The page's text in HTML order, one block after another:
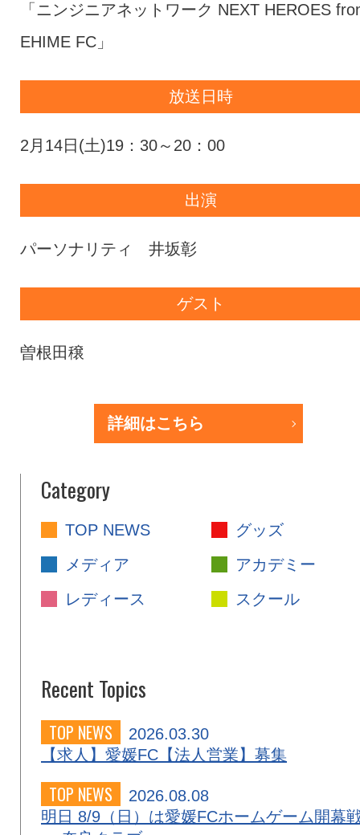
「ニンジニアネットワーク NEXT HEROES
EHIME FC」
放送日時
2月14日(土)19：30～20：00
出演
パーソナリティ 井坂彰
ゲスト
曽根田穣
詳細はこちら
Category
TOP NEWS
グッズ
メディア
アカデミー
レディース
スクール
Recent Topics
TOP NEWS
2026.03.30
【求人】愛媛FC【法人営業】募集
TOP NEWS
2026.08.08
明日 8/9（日）は愛媛FCホームゲーム開幕